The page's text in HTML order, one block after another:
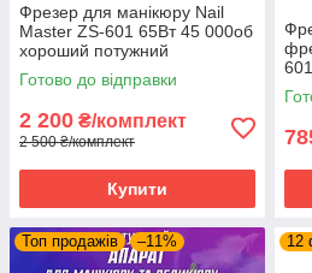
Фрезер для манікюру Nail
Master ZS-601 65Вт 45 000об
хороший потужний
професійний фрезер
манікюрний DM 202
Готово до відправки
2 200 ₴/комплект
2 500 ₴/комплект
Купити
Топ продажів –11% 12